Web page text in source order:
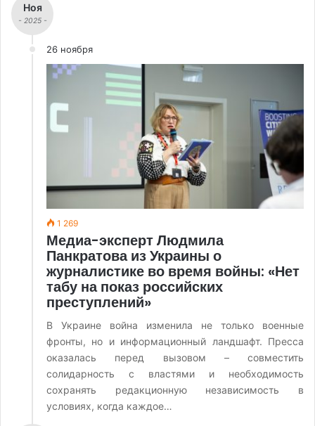
Ноя
- 2025 -
26 ноября
1 269
Медиа-эксперт Людмила
Панкратова из Украины о
журналистике во время войны: «Нет
табу на показ российских
преступлений»
В Украине война изменила не только военные
фронты, но и информационный ландшафт. Пресса
оказалась перед вызовом – совместить
солидарность с властями и необходимость
сохранять редакционную независимость в
условиях, когда каждое…